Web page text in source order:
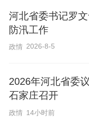
制，加强基础
余缺调配，推
城乡一体化。
樊雅丽表示，
发展需求，推
河北省委书记罗
防汛工作
政情 2026-8-5
2026年河北省委
石家庄召开
政情 14小时前